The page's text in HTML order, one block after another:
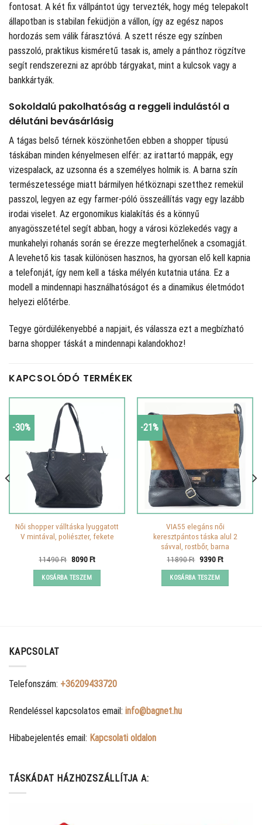
fontosat. A két fix vállpántot úgy tervezték, hogy még telepakolt
állapotban is stabilan feküdjön a vállon, így az egész napos
hordozás sem válik fárasztóvá. A szett része egy színben
passzoló, praktikus kisméretű tasak is, amely a pánthoz rögzítve
segít rendszerezni az apróbb tárgyakat, mint a kulcsok vagy a
bankkártyák.
Sokoldalú pakolhatóság a reggeli indulástól a
délutáni bevásárlásig
A tágas belső térnek köszönhetően ebben a shopper típusú
táskában minden kényelmesen elfér: az irattartó mappák, egy
vizespalack, az uzsonna és a személyes holmik is. A barna szín
természetessége miatt bármilyen hétköznapi szetthez remekül
passzol, legyen az egy farmer-póló összeállítás vagy egy lazább
irodai viselet. Az ergonomikus kialakítás és a könnyű
anyagösszetétel segít abban, hogy a városi közlekedés vagy a
munkahelyi rohanás során se érezze megterhelőnek a csomagját.
A levehető kis tasak különösen hasznos, ha gyorsan elő kell kapnia
a telefonját, így nem kell a táska mélyén kutatnia utána. Ez a
modell a mindennapi használhatóságot és a dinamikus életmódot
helyezi előtérbe.
Tegye gördülékenyebbé a napjait, és válassza ezt a megbízható
barna shopper táskát a mindennapi kalandokhoz!
KAPCSOLÓDÓ TERMÉKEK
-30%
Női shopper válltáska lyuggatott
V mintával, poliészter, fekete
11490Ft Original
was:
11490 Ft.
8090FtCurrent
KOSÁRBA TESZEM
-21%
VIA55 elegáns női
keresztpántos táska alul 2
sávval, rostbőr, barna
11890Ft Original
was:
11890 Ft.
9390FtCurrent
KOSÁRBA TESZEM
KAPCSOLAT
Telefonszám: +36209433720
Rendeléssel kapcsolatos email: info@bagnet.hu
Hibabejelentés email: Kapcsolati oldalon
TÁSKÁDAT HÁZHOZSZÁLLÍTJA A: